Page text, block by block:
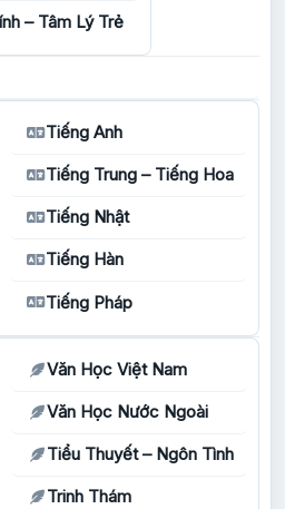
– Tâm Lý Trẻ
Tiếng Anh
Tiếng Trung – Tiếng Hoa
Tiếng Nhật
Tiếng Hàn
Tiếng Pháp
Văn Học Việt Nam
Văn Học Nước Ngoài
Tiểu Thuyết – Ngôn Tình
Trinh Thám